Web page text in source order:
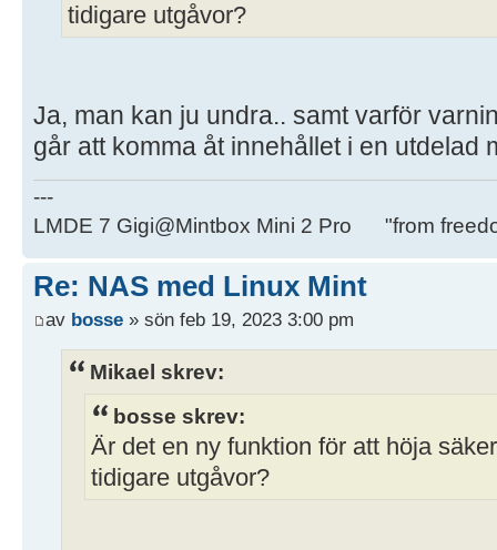
tidigare utgåvor?
Ja, man kan ju undra.. samt varför
går att komma åt innehållet i en utdelad
---
LMDE 7 Gigi@Mintbox Mini 2 Pro "from
Re: NAS med Linux Mint
av bosse » sön feb 19, 2023 3:00 pm
Mikael skrev:
bosse skrev:
Är det en ny funktion för att höja
tidigare utgåvor?